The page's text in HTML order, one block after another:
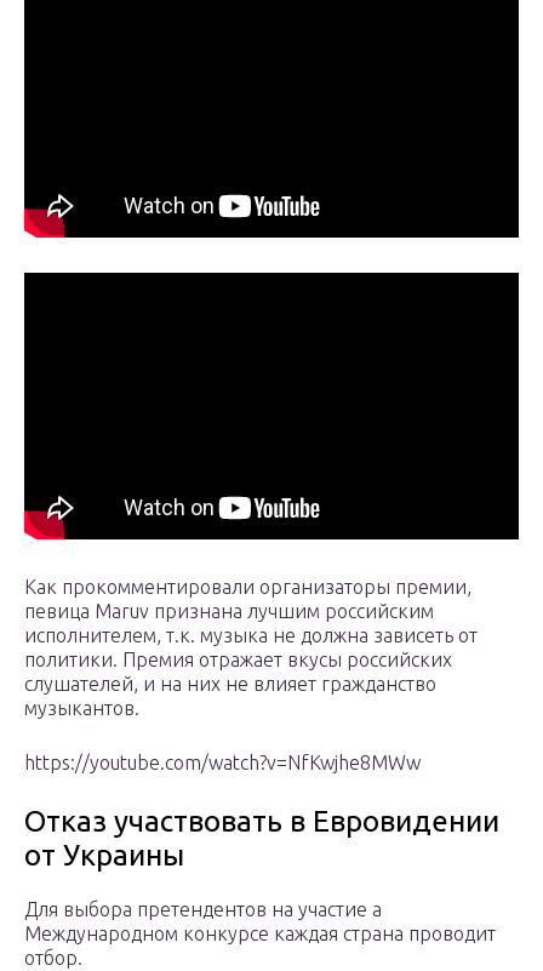
Как прокомментировали организаторы премии,
певица Maruv признана лучшим российским
исполнителем, т.к. музыка не должна зависеть от
политики. Премия отражает вкусы российских
слушателей, и на них не влияет гражданство
музыкантов.
https://youtube.com/watch?v=NfKwjhe8MWw
Отказ участвовать в Евровидении
от Украины
Для выбора претендентов на участие а
Международном конкурсе каждая страна проводит
отбор.